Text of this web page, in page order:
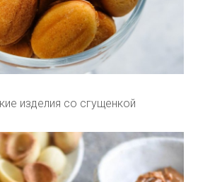
изделия со сгущенкой